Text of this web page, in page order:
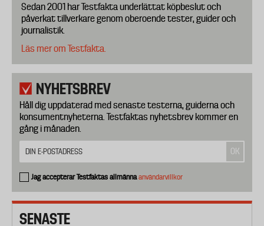
Sedan 2001 har Testfakta underlättat köpbeslut och
påverkat tillverkare genom oberoende tester, guider och
journalistik.
Läs mer om Testfakta.
NYHETSBREV
Håll dig uppdaterad med senaste testerna, guiderna och
konsumentnyheterna. Testfaktas nyhetsbrev kommer en
gång i månaden.
Jag accepterar Testfaktas allmännaanvändarvillkor
SENASTE